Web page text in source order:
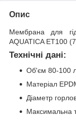
Опис
Мембрана для
AQUATICA ET100
Технічні дані:
Об'єм 80-100
Матеріал
Діаметр
Максимальна